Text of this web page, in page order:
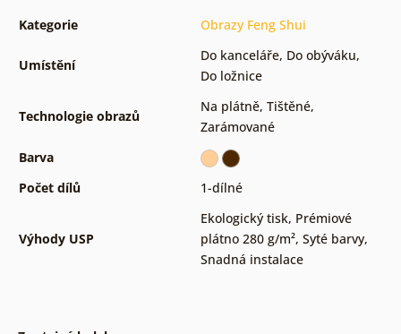
Kategorie Obrazy Feng Shui
Umístění
Do kanceláře, Do obýváku,
Do ložnice
Technologie obrazů
Na plátně, Tištěné,
Zarámované
Barva
Počet dílů
1-dílné
Výhody USP
Ekologický tisk, Prémiové
plátno 280 g/m², Syté barvy,
Snadná instalace